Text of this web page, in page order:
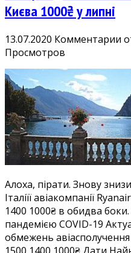
Києва 1000₴ у липні
13.07.2020 Комментарии к
в
з
Просмотров
Алоха, пірати. Знову
Італіїї авіакомпанії
1400 1000₴ в обидва
пандемією COVID-19
обмежень